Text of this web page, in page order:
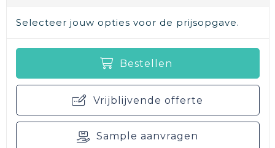
Selecteer jouw opties voor de prijsopgave.
Bestellen
Vrijblijvende offerte
Sample aanvragen